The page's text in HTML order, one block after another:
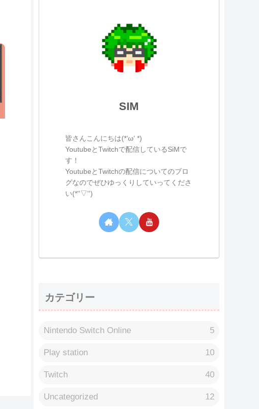
SIM
皆さんこんにちは(*‘ω‘ *)
YoutubeとTwitchで配信しているSiMで
す！
YoutubeとTwitchの配信についてのブロ
グなのでぜひゆっくりしていってくださ
い(*''▽'')
カテゴリー
Nintendo Switch Online 5
Play station 10
Twitch 40
Uncategorized 12